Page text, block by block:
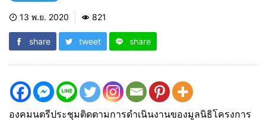
13 พ.ย. 2020 821
share tweet share
องคมนตรีประชุมติดตามการดำเนินงานของมูลนิธิโครงการ